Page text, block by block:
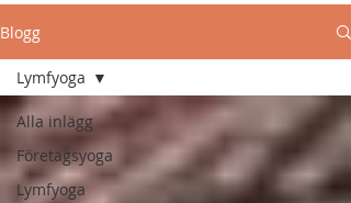
Blogg
Alla inlägg
Företagsyoga
Lymfyoga
Lymfyoga